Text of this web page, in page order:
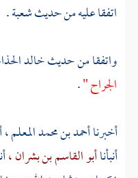
اتفقا عليه من حديث شعبة .
واتفقا من حديثخالد
الجراح ".
أخبرناأحمد بن محمد المعلم ،
أنبأناأبو القاسم بن بشران ،